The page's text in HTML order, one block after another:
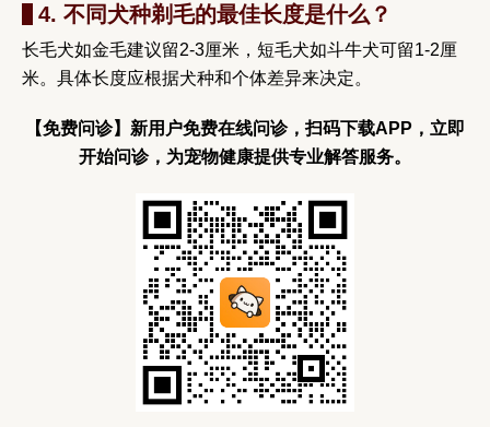
4. 不同犬种剃毛的最佳长度是什么？
长毛犬如金毛建议留2-3厘米，短毛犬如斗牛犬可留1-2厘
米。具体长度应根据犬种和个体差异来决定。
【免费问诊】新用户免费在线问诊，扫码下载APP，立即
开始问诊，为宠物健康提供专业解答服务。